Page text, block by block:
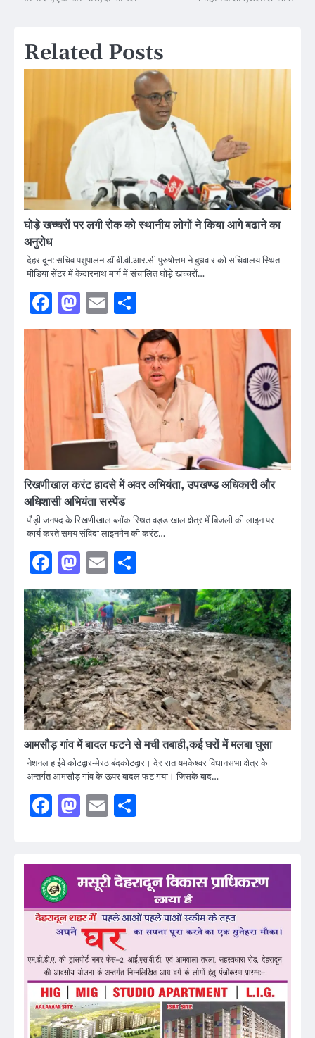
navigation
Related Posts
घोड़े खच्चरों पर लगी रोक को स्थानीय लोगों ने किया आगे बढाने का
अनुरोध
देहरादून: सचिव पशुपालन डॉ बी.वी.आर.सी पुरुषोत्तम ने बुधवार को सचिवालय स्थित
मीडिया सेंटर में केदारनाथ मार्ग में संचालित घोड़े खच्चरों…
Facebook
Mastodon
Email
रिखणीखाल करंट हादसे में अवर अभियंता, उपखण्ड अधिकारी और
अधिशासी अभियंता सस्पेंड
पौड़ी जनपद के रिखणीखाल ब्लॉक स्थित वड्डाखाल क्षेत्र में बिजली की लाइन पर
कार्य करते समय संविदा लाइनमैन की करंट…
Facebook
Mastodon
Email
आमसौड़ गांव में बादल फटने से मची तबाही,कई घरों में मलबा घुसा
नेशनल हाईवे कोटद्वार-मेरठ बंदकोटद्वार। देर रात यमकेश्वर विधानसभा क्षेत्र के
अन्तर्गत आमसौड़ गांव के ऊपर बादल फट गया। जिसके बाद…
Facebook
Mastodon
Email